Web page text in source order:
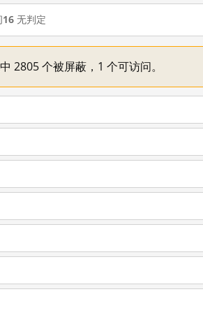
16 无判定
2805 个被屏蔽，1 个可访问。